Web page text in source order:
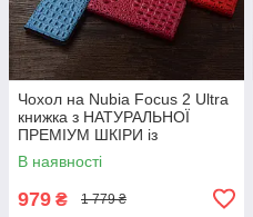
Чохол на Nubia Focus 2 Ultra
книжка з НАТУРАЛЬНОЇ
ПРЕМІУМ ШКІРИ із
підставкою протиударний
магнітний 3D "CROCOHEAD"
В наявності
979 ₴ 1 779 ₴